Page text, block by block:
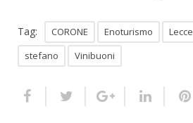
Tag: CORONE Enoturismo Lecce
stefano
Vinibuoni